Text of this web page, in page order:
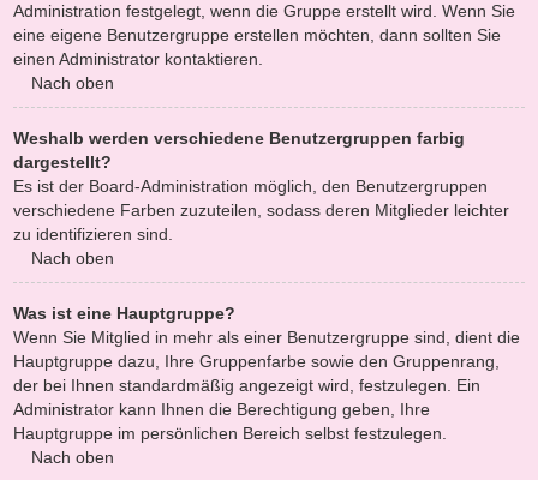
Administration festgelegt, wenn die Gruppe erstellt wird. Wenn Sie
eine eigene Benutzergruppe erstellen möchten, dann sollten Sie
einen Administrator kontaktieren.
Nach oben
Weshalb werden verschiedene Benutzergruppen farbig
dargestellt?
Es ist der Board-Administration möglich, den Benutzergruppen
verschiedene Farben zuzuteilen, sodass deren Mitglieder leichter
zu identifizieren sind.
Nach oben
Was ist eine Hauptgruppe?
Wenn Sie Mitglied in mehr als einer Benutzergruppe sind, dient die
Hauptgruppe dazu, Ihre Gruppenfarbe sowie den Gruppenrang,
der bei Ihnen standardmäßig angezeigt wird, festzulegen. Ein
Administrator kann Ihnen die Berechtigung geben, Ihre
Hauptgruppe im persönlichen Bereich selbst festzulegen.
Nach oben